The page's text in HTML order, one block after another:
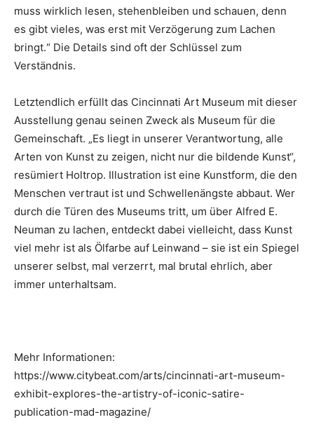
muss wirklich lesen, stehenbleiben und schauen, denn
es gibt vieles, was erst mit Verzögerung zum Lachen
bringt.“ Die Details sind oft der Schlüssel zum
Verständnis.
Letztendlich erfüllt das Cincinnati Art Museum mit dieser
Ausstellung genau seinen Zweck als Museum für die
Gemeinschaft. „Es liegt in unserer Verantwortung, alle
Arten von Kunst zu zeigen, nicht nur die bildende Kunst“,
resümiert Holtrop. Illustration ist eine Kunstform, die den
Menschen vertraut ist und Schwellenängste abbaut. Wer
durch die Türen des Museums tritt, um über Alfred E.
Neuman zu lachen, entdeckt dabei vielleicht, dass Kunst
viel mehr ist als Ölfarbe auf Leinwand – sie ist ein Spiegel
unserer selbst, mal verzerrt, mal brutal ehrlich, aber
immer unterhaltsam.
Mehr Informationen:
https://www.citybeat.com/arts/cincinnati-art-museum-
exhibit-explores-the-artistry-of-iconic-satire-
publication-mad-magazine/